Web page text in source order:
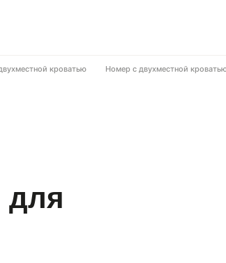
отдыха
для
кроватью Номер с двухместной